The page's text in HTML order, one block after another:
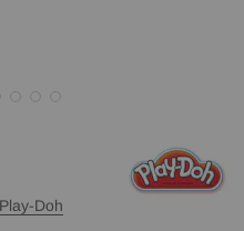
Play-Doh